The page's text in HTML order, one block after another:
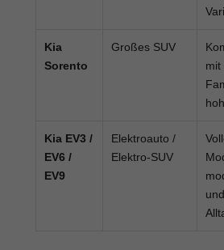
Kia
Sorento
Großes SUV
mit
Kia EV3 /
EV6 /
EV9
Elektroauto /
Elektro-SUV